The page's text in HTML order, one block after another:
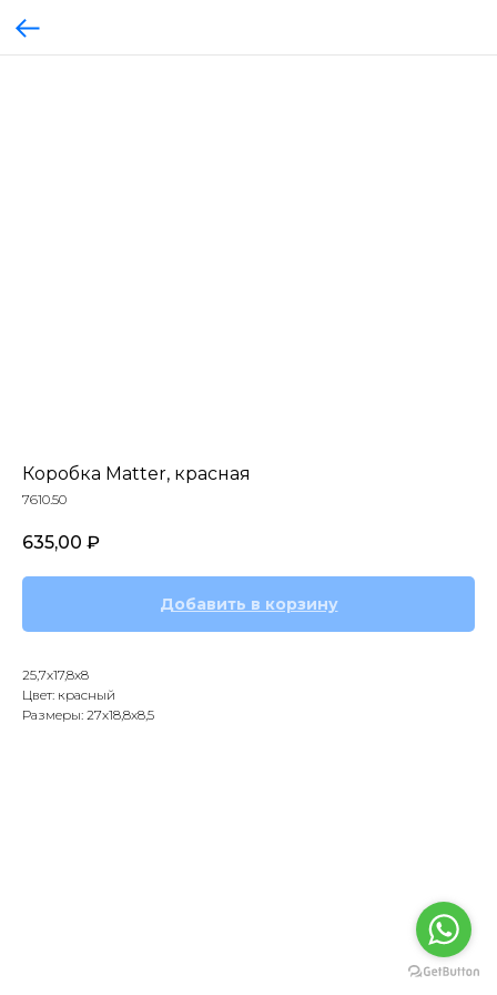
Коробка Matter, красная
7610.50
635,00 ₽
Добавить в корзину
25,7х17,8х8
Цвет: красный
Размеры: 27х18,8х8,5